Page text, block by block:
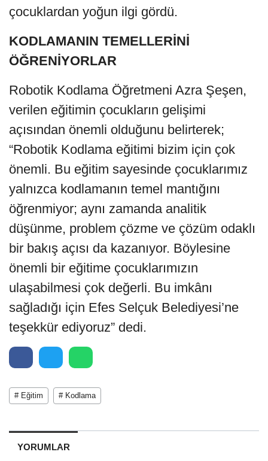
çocuklardan yoğun ilgi gördü.
KODLAMANIN TEMELLERİNİ
ÖĞRENİYORLAR
Robotik Kodlama Öğretmeni Azra Şeşen,
verilen eğitimin çocukların gelişimi
açısından önemli olduğunu belirterek;
“Robotik Kodlama eğitimi bizim için çok
önemli. Bu eğitim sayesinde çocuklarımız
yalnızca kodlamanın temel mantığını
öğrenmiyor; aynı zamanda analitik
düşünme, problem çözme ve çözüm odaklı
bir bakış açısı da kazanıyor. Böylesine
önemli bir eğitime çocuklarımızın
ulaşabilmesi çok değerli. Bu imkânı
sağladığı için Efes Selçuk Belediyesi’ne
teşekkür ediyoruz” dedi.
# Eğitim # Kodlama
YORUMLAR